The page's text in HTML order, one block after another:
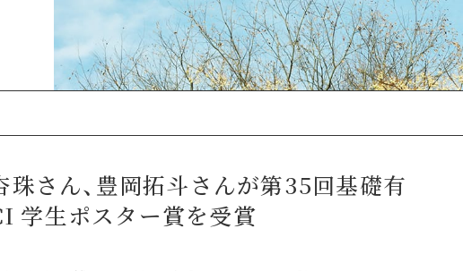
さん、豊岡拓斗さんが第35回基礎有
学生ポスター賞を受賞